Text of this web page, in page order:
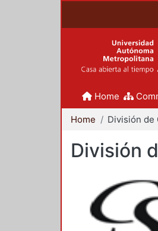
Home
Home
División